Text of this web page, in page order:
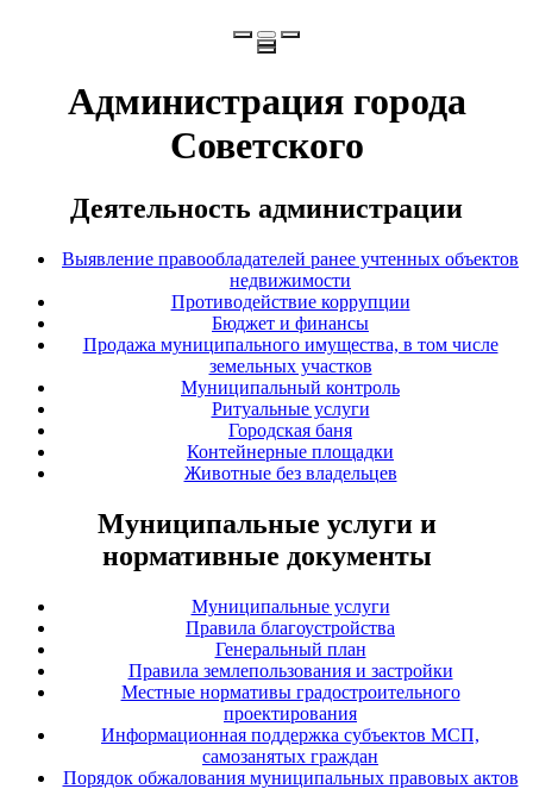
Администрация города
Советского
Деятельность администрации
Выявление правообладателей ранее учтенных объектов
недвижимости
Противодействие коррупции
Бюджет и финансы
Продажа муниципального имущества, в том числе
земельных участков
Муниципальный контроль
Ритуальные услуги
Городская баня
Контейнерные площадки
Животные без владельцев
Муниципальные услуги и
нормативные документы
Муниципальные услуги
Правила благоустройства
Генеральный план
Правила землепользования и застройки
Местные нормативы градостроительного
проектирования
Информационная поддержка субъектов МСП,
самозанятых граждан
Порядок обжалования муниципальных правовых актов